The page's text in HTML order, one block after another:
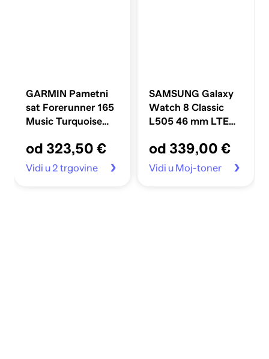
GARMIN Pametni
sat Forerunner 165
Music Turquoise
od 323,50 €
Vidi u 2 trgovine
SAMSUNG Galaxy
Watch 8 Classic
L505 46 mm LTE
od 339,00 €
Vidi u Moj-toner